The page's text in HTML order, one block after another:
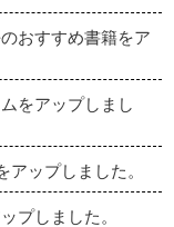
おすすめ書籍をア
をアップしまし
ップしました。
プしました。